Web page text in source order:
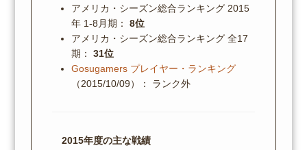
アメリカ・シーズン総合ランキング 2015
年 1-8月期： 8位
アメリカ・シーズン総合ランキング 全17
期： 31位
Gosugamers プレイヤー・ランキング
（2015/10/09）： ランク外
2015年度の主な戦績